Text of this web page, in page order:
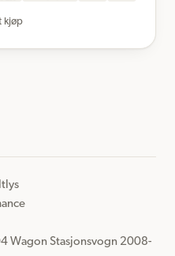
kjøp
Wagon Stasjonsvogn 2008-